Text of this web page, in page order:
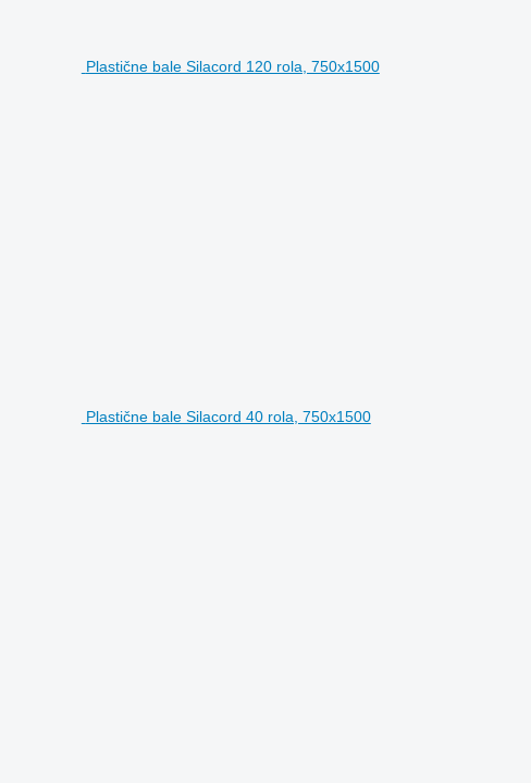
Plastične bale Silacord 120 rola, 750x1500
Plastične bale Silacord 40 rola, 750x1500